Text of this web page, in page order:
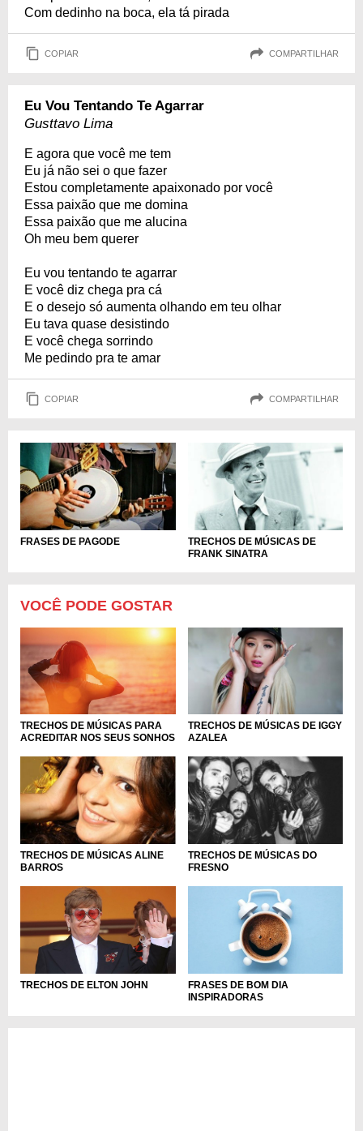
Com dedinho na boca, ela tá pirada
COPIAR COMPARTILHAR
Eu Vou Tentando Te Agarrar
Gusttavo Lima
E agora que você me tem
Eu já não sei o que fazer
Estou completamente apaixonado por você
Essa paixão que me domina
Essa paixão que me alucina
Oh meu bem querer
Eu vou tentando te agarrar
E você diz chega pra cá
E o desejo só aumenta olhando em teu olhar
Eu tava quase desistindo
E você chega sorrindo
Me pedindo pra te amar
COPIAR COMPARTILHAR
FRASES DE PAGODE
TRECHOS DE MÚSICAS DE
FRANK SINATRA
VOCÊ PODE GOSTAR
TRECHOS DE MÚSICAS PARA
ACREDITAR NOS SEUS SONHOS
TRECHOS DE MÚSICAS DE IGGY
AZALEA
TRECHOS DE MÚSICAS ALINE
BARROS
TRECHOS DE MÚSICAS DO
FRESNO
TRECHOS DE ELTON JOHN
FRASES DE BOM DIA
INSPIRADORAS